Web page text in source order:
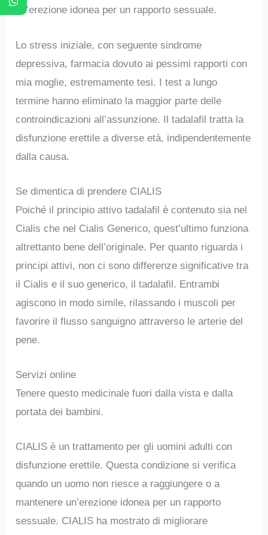
un’erezione idonea per un rapporto sessuale.
Lo stress iniziale, con seguente sindrome
depressiva, farmacia dovuto ai pessimi rapporti con
mia moglie, estremamente tesi. I test a lungo
termine hanno eliminato la maggior parte delle
controindicazioni all’assunzione. Il tadalafil tratta la
disfunzione erettile a diverse età, indipendentemente
dalla causa.
Se dimentica di prendere CIALIS
Poiché il principio attivo tadalafil è contenuto sia nel
Cialis che nel Cialis Generico, quest’ultimo funziona
altrettanto bene dell’originale. Per quanto riguarda i
principi attivi, non ci sono differenze significative tra
il Cialis e il suo generico, il tadalafil. Entrambi
agiscono in modo simile, rilassando i muscoli per
favorire il flusso sanguigno attraverso le arterie del
pene.
Servizi online
Tenere questo medicinale fuori dalla vista e dalla
portata dei bambini.
CIALIS è un trattamento per gli uomini adulti con
disfunzione erettile. Questa condizione si verifica
quando un uomo non riesce a raggiungere o a
mantenere un’erezione idonea per un rapporto
sessuale. CIALIS ha mostrato di migliorare